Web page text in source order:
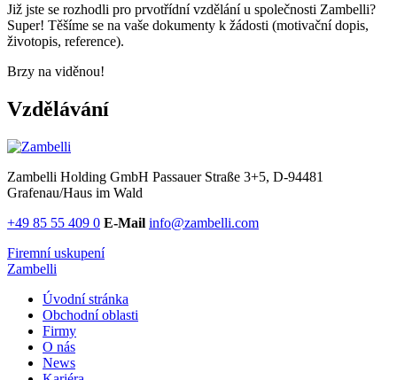
Již jste se rozhodli pro prvotřídní vzdělání u společnosti Zambelli?
Super! Těšíme se na vaše dokumenty k žádosti (motivační dopis,
životopis, reference).
Brzy na viděnou!
Vzdělávání
Zambelli Holding GmbH Passauer Straße 3+5, D-94481
Grafenau/Haus im Wald
+49 85 55 409 0 E-Mail info@zambelli.com
Firemní uskupení
Zambelli
Úvodní stránka
Obchodní oblasti
Firmy
O nás
News